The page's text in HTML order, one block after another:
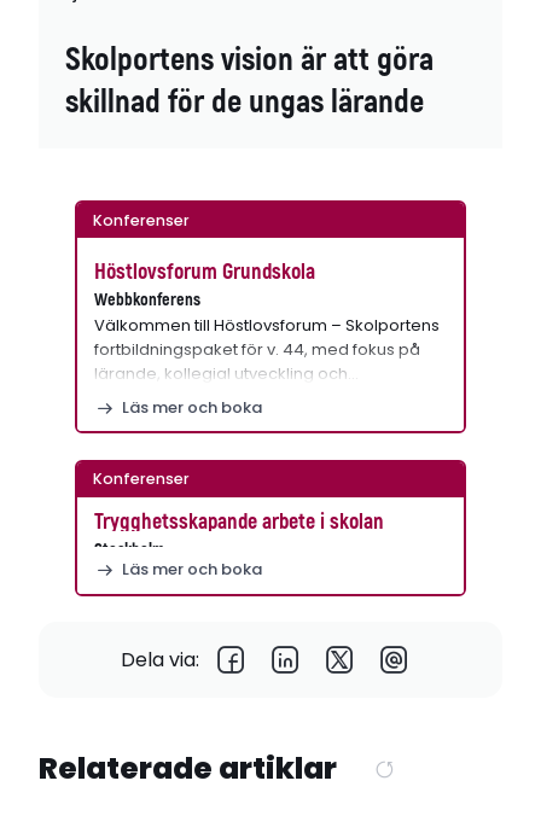
Skolportens vision är att göra
skillnad för de ungas lärande
Konferenser
Höstlovsforum Grundskola
Webbkonferens
Välkommen till Höstlovsforum – Skolportens
fortbildningspaket för v. 44, med fokus på
lärande, kollegial utveckling och…
Läs mer och boka
Konferenser
Trygghetsskapande arbete i skolan
Stockholm
Läs mer och boka
Dela via:
Relaterade artiklar